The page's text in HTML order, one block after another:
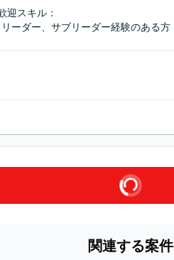
迎スキル：
リーダー、サブリーダー経験のある方
関連する案件